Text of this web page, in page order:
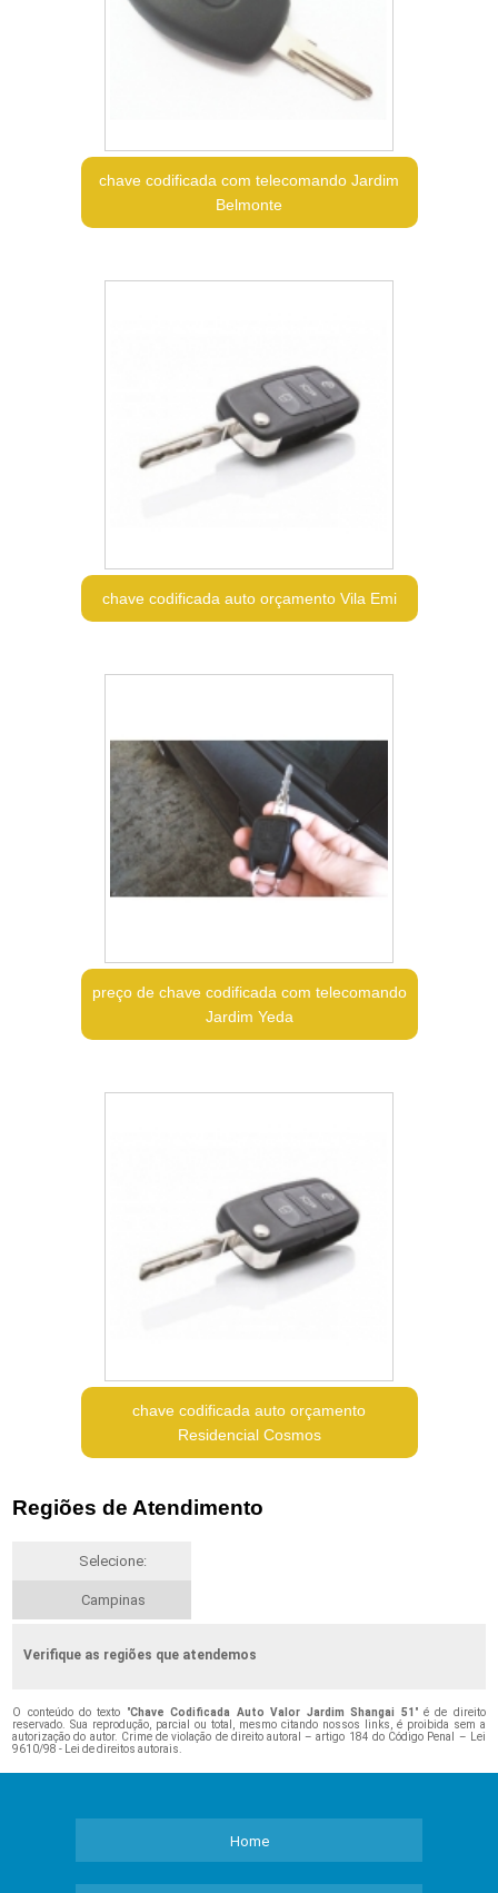
chave codificada com telecomando Jardim
Belmonte
chave codificada auto orçamento Vila Emi
preço de chave codificada com telecomando
Jardim Yeda
chave codificada auto orçamento
Residencial Cosmos
Regiões de Atendimento
Selecione:
Campinas
Verifique as regiões que atendemos
O conteúdo do texto "Chave Codificada Auto Valor Jardim Shangai 51 " é de direito
reservado. Sua reprodução, parcial ou total, mesmo citando nossos links, é proibida sem a
autorização do autor. Crime de violação de direito autoral – artigo 184 do Código Penal –
Lei
9610/98 - Lei de direitos autorais
Home